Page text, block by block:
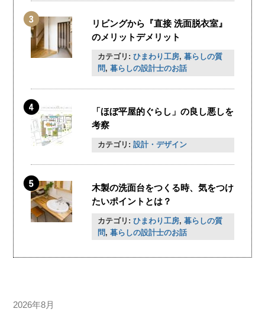
リビングから『直接 洗面脱衣室』
のメリットデメリット
カテゴリ: ひまわり工房, 暮らしの質
問, 暮らしの設計士のお話
「ほぼ平屋的ぐらし」の良し悪しを
考察
カテゴリ: 設計・デザイン
木製の洗面台をつくる時、気をつけ
たいポイントとは？
カテゴリ: ひまわり工房, 暮らしの質
問, 暮らしの設計士のお話
2026年8月